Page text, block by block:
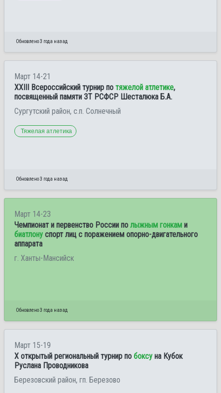
Обновлено 3 года назад
Март 14-21
ХXIII Всероссийский турнир по тяжелой атлетике,
посвященный памяти ЗТ РСФСР Шесталюка Б.А.
Сургутский район, с.п. Солнечный
Тяжелая атлетика
Обновлено 3 года назад
Март 14-23
Чемпионат и первенство России по лыжным гонкам и
биатлону спорт лиц с поражением опорно-двигательного
аппарата
г. Ханты-Мансийск
Обновлено 3 года назад
Март 15-19
X открытый региональный турнир по боксу на Кубок
Руслана Проводникова
Березовский район, гп. Березово